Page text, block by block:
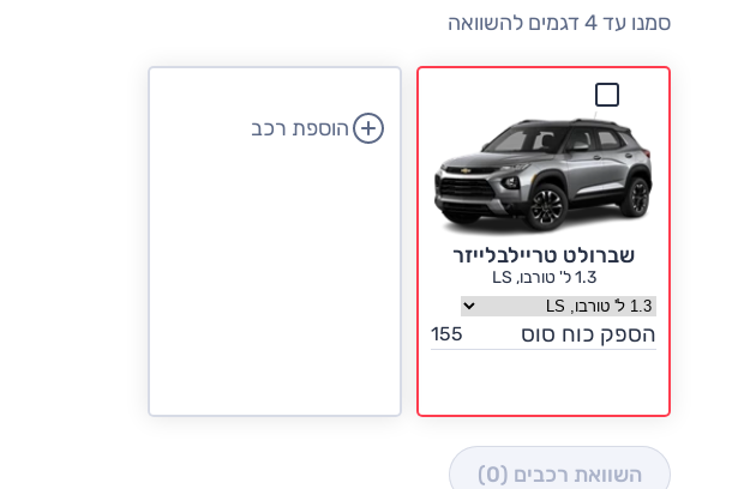
סמנו עד 4 דגמים להשוואה
שברולט טריילבלייזר
1.3 ל' טורבו, LS
בחר גרסה שברולט טריילבלייזר
הספק כוח סוס 155
הוספת רכב
השוואת רכבים (0)